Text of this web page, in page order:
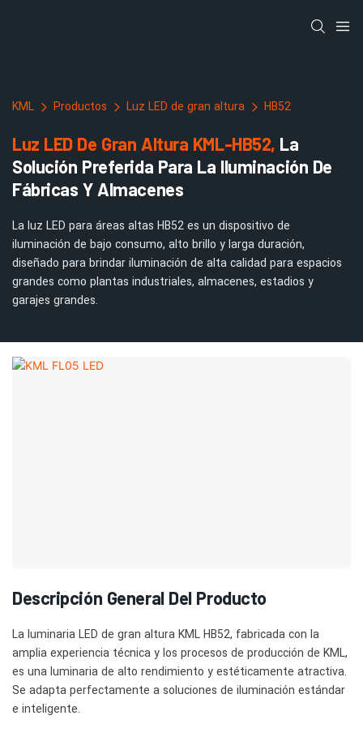
KML Productos Luz LED de gran altura HB52
Luz LED De Gran Altura KML-HB52, La
Solución Preferida Para La Iluminación De
Fábricas Y Almacenes
La luz LED para áreas altas HB52 es un dispositivo de
iluminación de bajo consumo, alto brillo y larga duración,
diseñado para brindar iluminación de alta calidad para espacios
grandes como plantas industriales, almacenes, estadios y
garajes grandes.
Descripción General Del Producto
La luminaria LED de gran altura KML HB52, fabricada con la
amplia experiencia técnica y los procesos de producción de KML,
es una luminaria de alto rendimiento y estéticamente atractiva.
Se adapta perfectamente a soluciones de iluminación estándar
e inteligente.